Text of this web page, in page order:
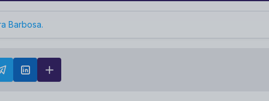
Conceição Pio - Cidade
Publicado em:06/05/
Barbosa.